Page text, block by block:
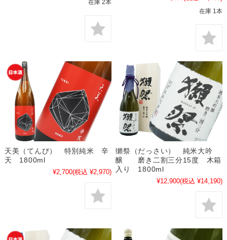
在庫 2本
在庫 1本
天美（てんび） 特別純米 辛
天 1800ml
¥2,700(税込 ¥2,970)
獺祭（だっさい） 純米大吟
醸 磨き二割三分15度 木箱
入り 1800ml
¥12,900(税込 ¥14,190)